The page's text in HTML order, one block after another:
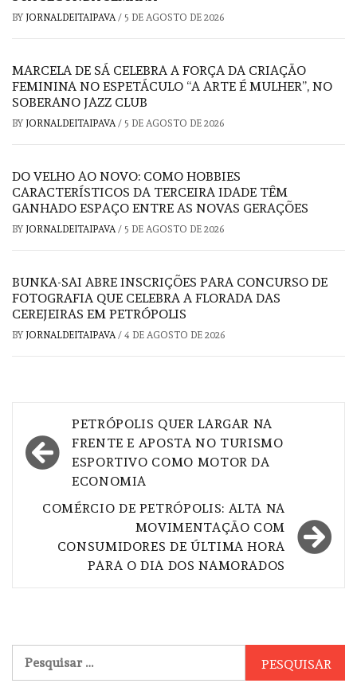
BY JORNALDEITAIPAVA/ 5 DE AGOSTO DE 2026
MARCELA DE SÁ CELEBRA A FORÇA DA CRIAÇÃO
FEMININA NO ESPETÁCULO “A ARTE É MULHER”, NO
SOBERANO JAZZ CLUB
BY JORNALDEITAIPAVA/ 5 DE AGOSTO DE 2026
DO VELHO AO NOVO: COMO HOBBIES
CARACTERÍSTICOS DA TERCEIRA IDADE TÊM
GANHADO ESPAÇO ENTRE AS NOVAS GERAÇÕES
BY JORNALDEITAIPAVA/ 5 DE AGOSTO DE 2026
BUNKA-SAI ABRE INSCRIÇÕES PARA CONCURSO DE
FOTOGRAFIA QUE CELEBRA A FLORADA DAS
CEREJEIRAS EM PETRÓPOLIS
BY JORNALDEITAIPAVA/ 4 DE AGOSTO DE 2026
Navegação
de
Post
PETRÓPOLIS QUER LARGAR NA
FRENTE E APOSTA NO TURISMO
ESPORTIVO COMO MOTOR DA
ECONOMIA
COMÉRCIO DE PETRÓPOLIS: ALTA NA
MOVIMENTAÇÃO COM
CONSUMIDORES DE ÚLTIMA HORA
PARA O DIA DOS NAMORADOS